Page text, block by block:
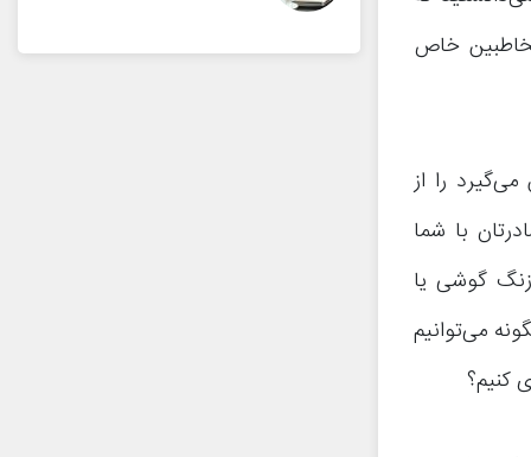
خاص
را از
با شما
گوشی یا
می‌توانیم